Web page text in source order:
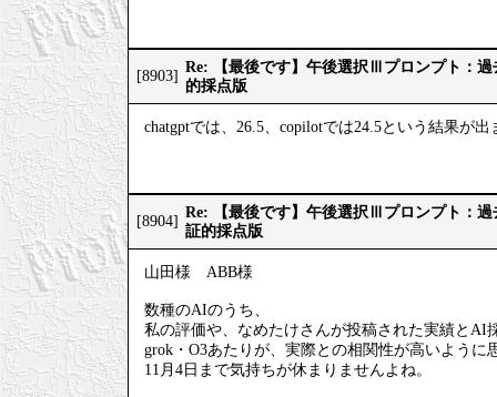
[8903]
Re: 【最後です】午後選択Ⅲプロンプト：
的採点版
chatgptでは、26.5、copilotでは24.5という結果が出
[8904]
Re: 【最後です】午後選択Ⅲプロンプト：
証的採点版
山田様 ABB様
数種のAIのうち、
私の評価や、なめたけさんが投稿された実績とAI
grok・O3あたりが、実際との相関性が高いように
11月4日まで気持ちが休まりませんよね。